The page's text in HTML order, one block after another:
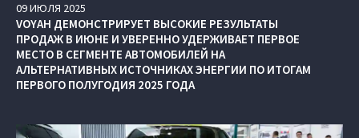
09ИЮЛЯ 2025
VOYAH ДЕМОНСТРИРУЕТ ВЫСОКИЕ РЕЗУЛЬТАТЫ
ПРОДАЖ В ИЮНЕ И УВЕРЕННО УДЕРЖИВАЕТ ПЕРВОЕ
МЕСТО В СЕГМЕНТЕ АВТОМОБИЛЕЙ НА
АЛЬТЕРНАТИВНЫХ ИСТОЧНИКАХ ЭНЕРГИИ ПО ИТОГАМ
ПЕРВОГО ПОЛУГОДИЯ 2025 ГОДА